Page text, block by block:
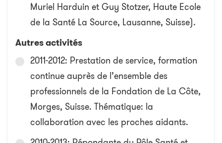
Muriel Harduin et Guy Stotzer, Haute Ecole
de la Santé La Source, Lausanne, Suisse).
Autres activités
2011-2012: Prestation de service, formation
continue auprès de l’ensemble des
professionnels de la Fondation de La Côte,
Morges, Suisse. Thématique: la
collaboration avec les proches aidants.